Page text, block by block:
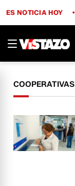
ES NOTICIA HOY
COOPERATIVAS